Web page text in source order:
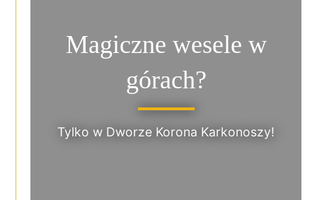
Magiczne wesele w
górach?
Tylko w Dworze Korona Karkonoszy!